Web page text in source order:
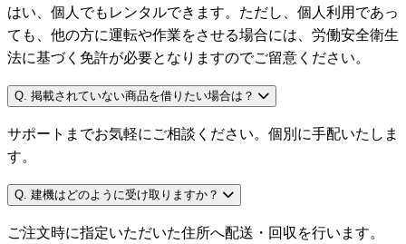
はい、個人でもレンタルできます。ただし、個人利用であっ
ても、他の方に運転や作業をさせる場合には、労働安全衛生
法に基づく免許が必要となりますのでご留意ください。
Q. 掲載されていない商品を借りたい場合は？
サポートまでお気軽にご相談ください。個別に手配いたしま
す。
Q. 建機はどのように受け取りますか？
ご注文時に指定いただいた住所へ配送・回収を行います。